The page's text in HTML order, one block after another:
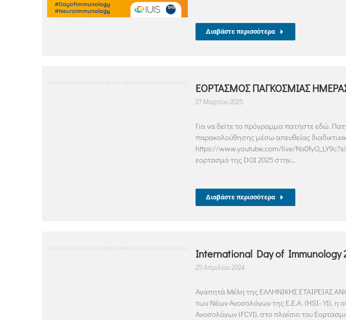
Διαβάστε περισσότερα
ΕΟΡΤΑΣΜΟΣ ΠΑΓΚΟΣΜΙΑΣ
27 Μαρτίου 2025
Για να δείτε το πρόγραμμα πατήστε εδώ.
παρακολούθησης μέσω απευθείας
https://www.youtube.com/live/
εορτασμό της DOI 2025 στην…
Διαβάστε περισσότερα
International Day of Immunology
25 Απριλίου 2024
Αγαπητά Μέλη της ΕΛΛΗΝΙΚΗΣ ΕΤΑΙΡΕΙΑΣ
των Νέων Ανοσολόγων της Ε.Ε.Α. (HSI-YI), η
Ανοσολόγων (FCYI), στο πλαίσιο του